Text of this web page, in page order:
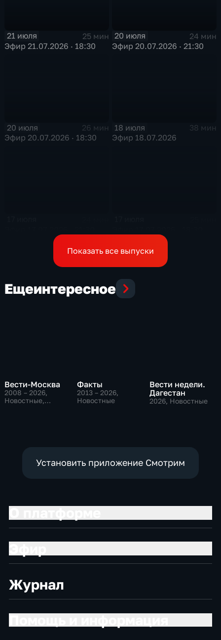
21 июля
25 мин
Эфир 21.07.2026 · 18:30
20 июля
24 мин
Эфир 20.07.2026 · 21:30
20 июля
26 мин
Эфир 20.07.2026 · 18:30
18 июля
38 мин
Эфир 18.07.2026
Показать все выпуски
Ещеинтересное
Вести-Москва
2008 – 2026,
Новостные,
Факты
2013 – 2026,
Новостные
Вести недели.
Дагестан
2026, Новостные
Установить приложение Смотрим
Журнал